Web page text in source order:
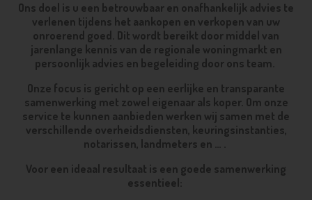
Ons doel is u een betrouwbaar en onafhankelijk advies te
verlenen tijdens het aankopen en verkopen van uw
onroerend goed. Dit wordt bereikt door middel van
jarenlange kennis van de regionale woningmarkt en
persoonlijk advies en begeleiding door ons team.
Onze focus is gericht op een eerlijke en transparante
samenwerking met zowel eigenaar als koper. Om onze
service te kunnen aanbieden werken wij samen met de
verschillende overheidsdiensten, keuringsinstanties,
notarissen, landmeters en … .
Voor een ideaal resultaat is een goede samenwerking
essentieel: